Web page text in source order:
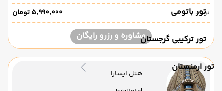
تور باتومی
تور ترکیبی گرجستان
تور ارمنستان
نوزاد
۵٬۹۹۰٬۰۰۰ تومان
مشاوره و رزرو رایگان
هتل ایسارا